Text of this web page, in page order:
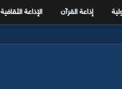
إذاعة القرآن الإذاعة الثقافية